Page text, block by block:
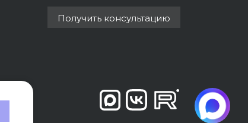
Получить консультацию